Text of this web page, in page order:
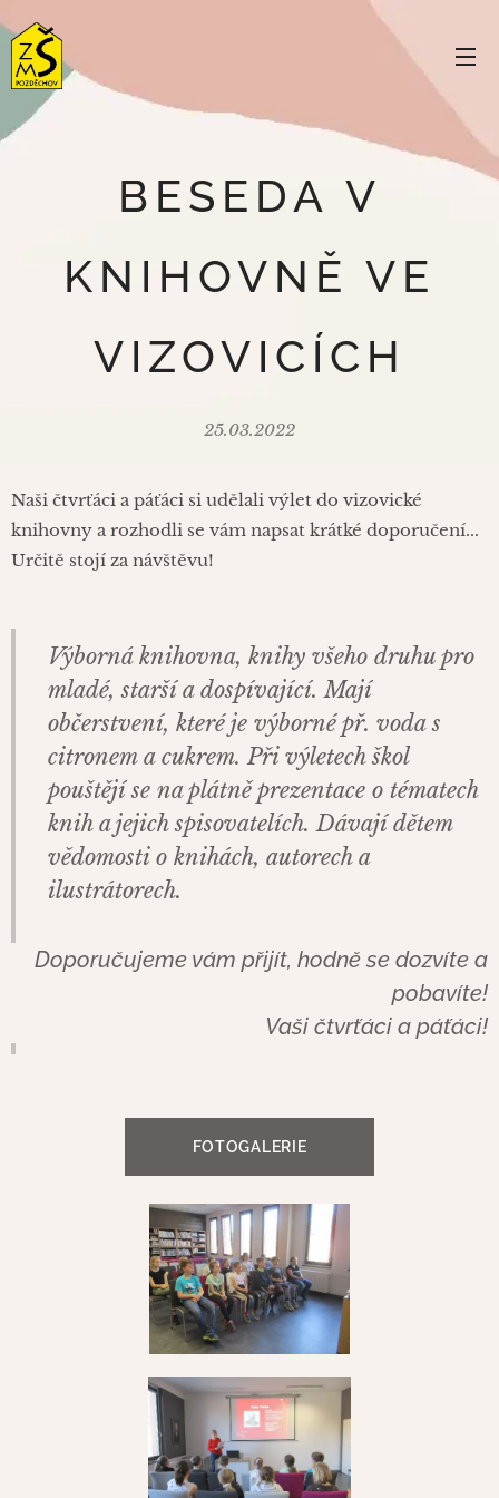
BESEDA V
KNIHOVNĚ VE
VIZOVICÍCH
25.03.2022
Naši čtvrťáci a páťáci si udělali výlet do vizovické
knihovny a rozhodli se vám napsat krátké doporučení...
Určitě stojí za návštěvu!
Výborná knihovna, knihy všeho druhu pro
mladé, starší a dospívající. Mají
občerstvení, které je výborné př. voda s
citronem a cukrem. Při výletech škol
pouštějí se na plátně prezentace o tématech
knih a jejich spisovatelích. Dávají dětem
vědomosti o knihách, autorech a
ilustrátorech.
Doporučujeme vám přijít, hodně se dozvíte a
pobavíte!
Vaši čtvrťáci a páťáci!
FOTOGALERIE